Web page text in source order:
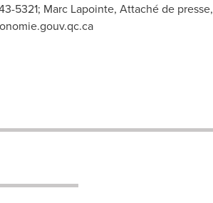
5321; Marc Lapointe, Attaché de presse,